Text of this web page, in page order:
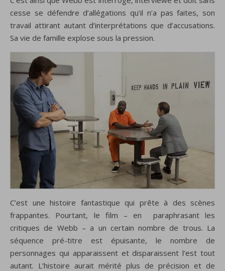
cesse se défendre d’allégations qu’il n’a pas faites, son
travail attirant autant d’interprétations que d’accusations.
Sa vie de famille explose sous la pression.
C’est une histoire fantastique qui prête à des scènes
frappantes. Pourtant, le film – en
paraphrasant les
critiques de Webb – a un certain nombre de trous. La
séquence pré-titre est épuisante, le nombre de
personnages qui apparaissent et disparaissent l’est tout
autant. L’histoire aurait mérité plus de précision et de